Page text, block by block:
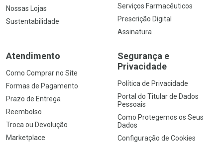
Nossas Lojas
Sustentabilidade
Serviços Farmacêuticos
Prescrição Digital
Assinatura
Atendimento
Como Comprar no Site
Formas de Pagamento
Prazo de Entrega
Reembolso
Troca ou Devolução
Marketplace
Segurança e
Privacidade
Política de Privacidade
Portal do Titular de Dados
Pessoais
Como Protegemos os Seus
Dados
Configuração de Cookies